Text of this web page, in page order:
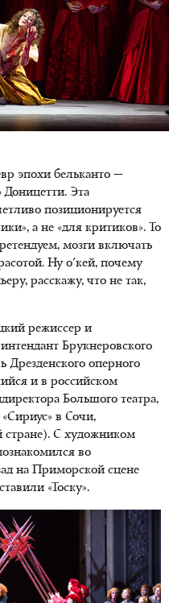
эпохи бельканто —
Эта
позиционируется
а не «для критиков». То
мозги включать
Ну о'кей, почему
расскажу, что не так,
режиссер и
Брукнеровского
Дрезденского оперного
и в российском
Большого театра,
в Сочи,
стране). С художником
во
на Приморской сцене
«Тоску».